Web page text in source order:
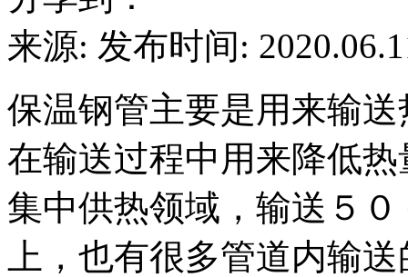
来源: 发布时间:
保温钢管主要是用来输
在输送过程中用来降低
集中供热领域，输送５
上，也有很多管道内输